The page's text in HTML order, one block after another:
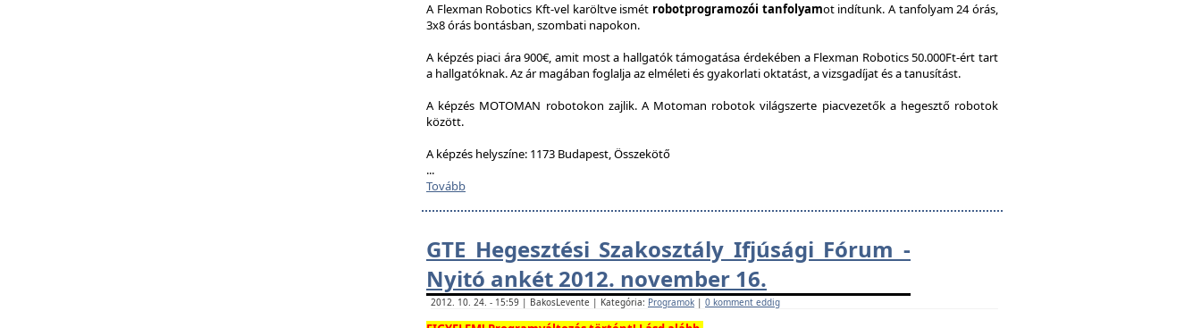
A Flexman Robotics Kft-vel karöltve ismét robotprogramozói tanfolyamot indítunk. A tanfolyam 24 órás,
3x8 órás bontásban, szombati napokon.
A képzés piaci ára 900€, amit most a hallgatók támogatása érdekében a Flexman Robotics 50.000Ft-ért tart
a hallgatóknak. Az ár magában foglalja az elméleti és gyakorlati oktatást, a vizsgadíjat és a tanusítást.
A képzés MOTOMAN robotokon zajlik. A Motoman robotok világszerte piacvezetők a hegesztő robotok
között.
A képzés helyszíne: 1173 Budapest, Összekötő
...
Tovább
GTE Hegesztési Szakosztály Ifjúsági Fórum -
Nyitó ankét 2012. november 16.
2012. 10. 24. - 15:59 | BakosLevente | Kategória: Programok | 0 komment eddig